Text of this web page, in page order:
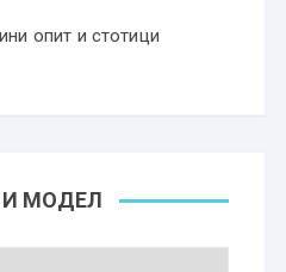
опит и стотици
И МОДЕЛ